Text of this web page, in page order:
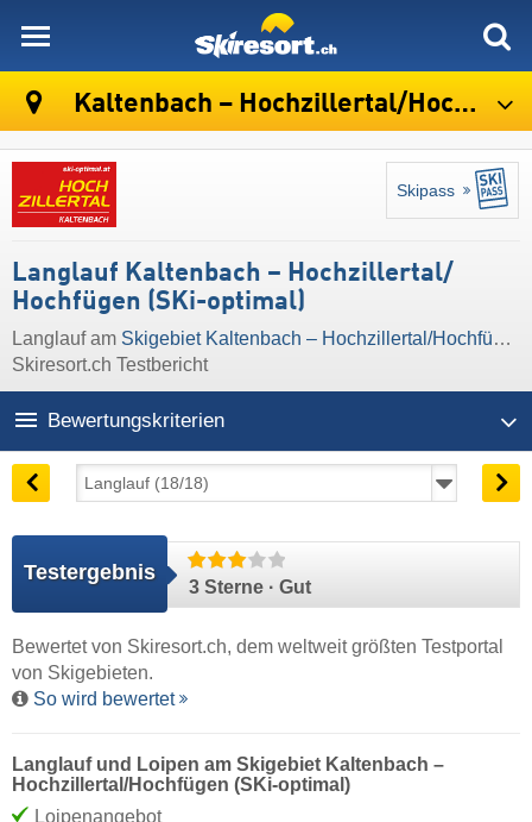
Kaltenbach – Hochzillertal/​Hochfügen (SKi-optimal)
Skipass
Langlauf Kaltenbach – Hochzillertal/​
Hochfügen (SKi-optimal)
Langlauf am Skigebiet Kaltenbach – Hochzillertal/​Hochfügen (SKi-optimal)
Skiresort.ch Testbericht
Bewertungskriterien
Testergebnis
3 Sterne · Gut
Bewertet von Skiresort.ch, dem weltweit größten Testportal
von Skigebieten.
So wird bewertet
Langlauf und Loipen am Skigebiet Kaltenbach –
Hochzillertal/​Hochfügen (SKi-optimal)
Loipenangebot